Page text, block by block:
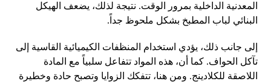
المعدنية الداخلية بمرور الوقت. نتيجة لذلك، يضعف الهيكل
البنائي لباب المطبخ بشكل ملحوظ جداً.
إلى جانب ذلك، يؤدي استخدام المنظفات الكيميائية القاسية إلى
تآكل الحواف. كما أن، هذه المواد تتفاعل سلبياً مع المادة
اللاصقة للكلادينج. ومن هنا، تتفكك الزوايا وتصبح حادة وخطيرة